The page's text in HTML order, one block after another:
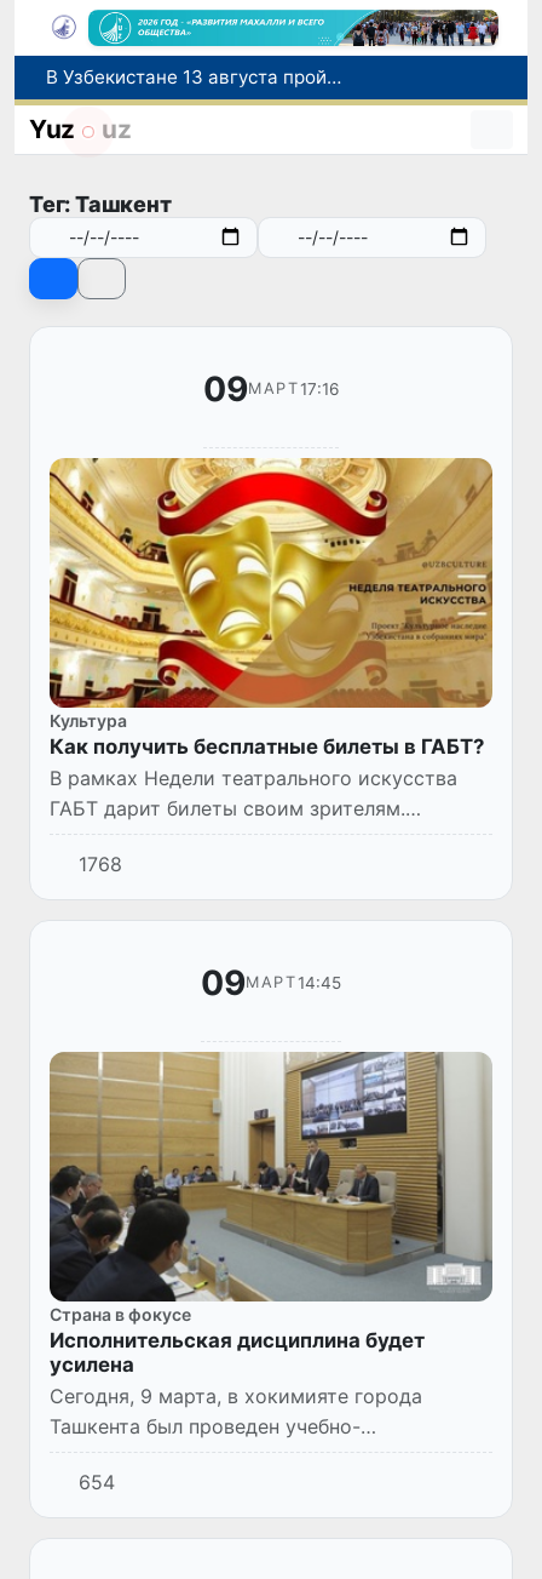
В Узбекистане 13 августа пройдет очередное тестирование по нострификации зарубежных дипломов
Узбекистан расширяет торгово-экономическое и инвестиционное сотрудничество с провинцией Цзянсу Китая
Число иностранцев, прибывших в Узбекистан с целью обучения, увеличилось в 2,2 раза
Yuz uz
Тег: Ташкент
09МАРТ17:16
Культура
Как получить бесплатные билеты в ГАБТ?
В рамках Недели театрального искусства
ГАБТ дарит билеты своим зрителям.
Получить приглашение можно бесплатно в
кассе театра.
1768
09МАРТ14:45
Страна в фокусе
Исполнительская дисциплина будет
усилена
Сегодня, 9 марта, в хокимияте города
Ташкента был проведен учебно-
практический семинар, направленный на
обеспечение исполнения указа Президента
Республики Узбекистан от 10 февраля...
654